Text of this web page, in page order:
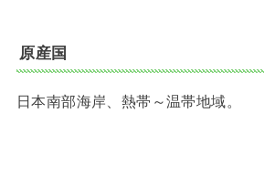
原産国
日本南部海岸、熱帯～温帯地域。